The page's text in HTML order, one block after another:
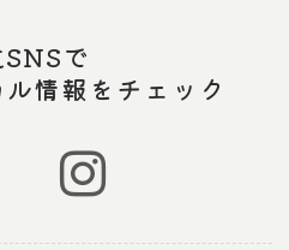
で
情報をチェック